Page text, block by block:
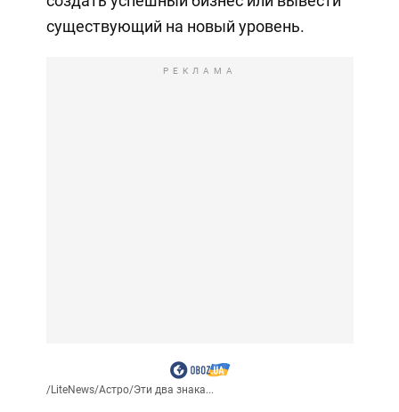
существующий на новый уровень.
РЕКЛАМА
/LiteNews/Астро/Эти два знака...